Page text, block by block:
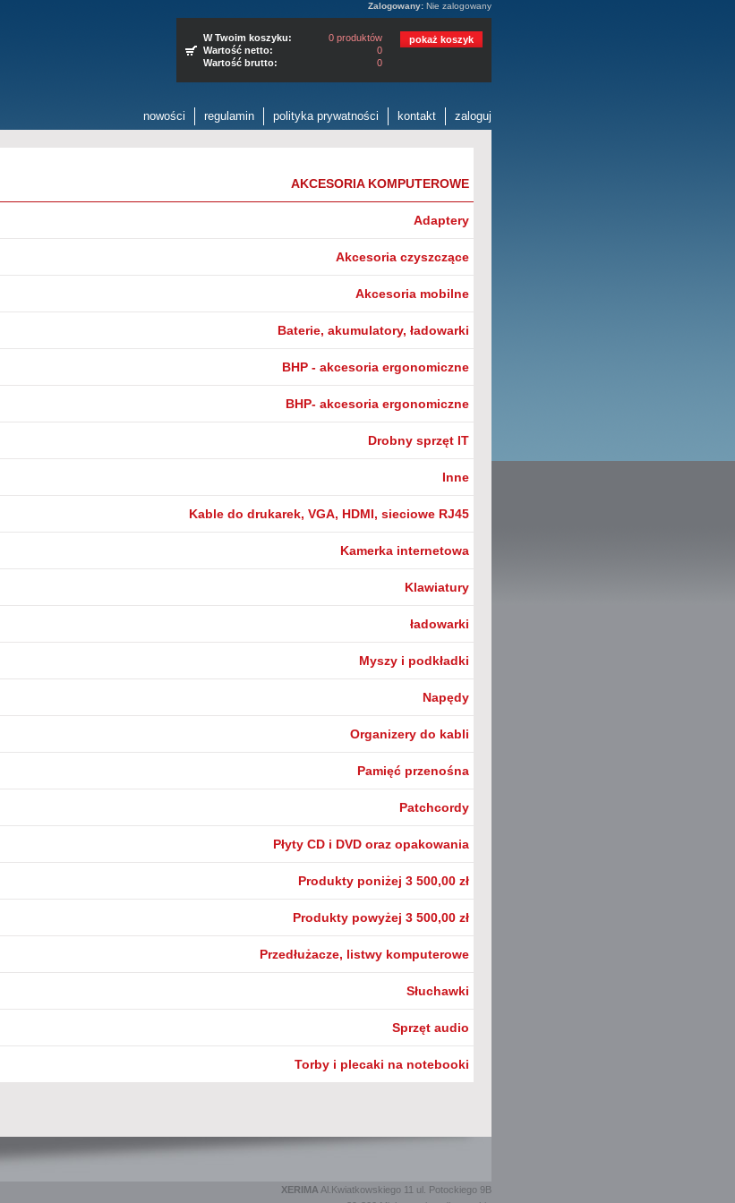
Zalogowany: Nie zalogowany
W Twoim koszyku:
0 produktów
Wartość netto:
0
Wartość brutto:
0
pokaż koszyk
nowości regulamin polityka prywatności kontakt zaloguj
AKCESORIA KOMPUTEROWE
Adaptery
Akcesoria czyszczące
Akcesoria mobilne
Baterie, akumulatory, ładowarki
BHP - akcesoria ergonomiczne
BHP- akcesoria ergonomiczne
Drobny sprzęt IT
Inne
Kable do drukarek, VGA, HDMI, sieciowe RJ45
Kamerka internetowa
Klawiatury
ładowarki
Myszy i podkładki
Napędy
Organizery do kabli
Pamięć przenośna
Patchcordy
Płyty CD i DVD oraz opakowania
Produkty poniżej 3 500,00 zł
Produkty powyżej 3 500,00 zł
Przedłużacze, listwy komputerowe
Słuchawki
Sprzęt audio
Torby i plecaki na notebooki
XERIMA Al.Kwiatkowskiego 11 ul. Potockiego 9B